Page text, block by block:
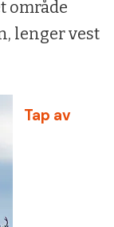
område
lenger vest
Tap av